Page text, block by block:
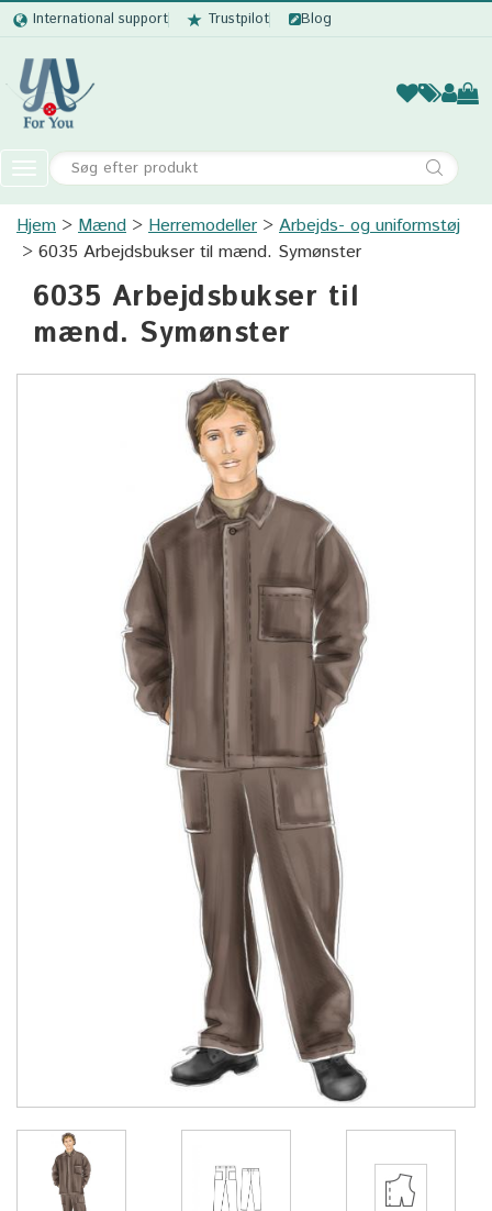
International support Trustpilot Blog
Kvinder
Toggle
navigation
Kvinder
Børn
Hjem Mænd Herremodeller
Arbejds- og uniformstøj
6035 Arbejdsbukser til mænd. Symønster
6035 Arbejdsbukser til
mænd. Symønster